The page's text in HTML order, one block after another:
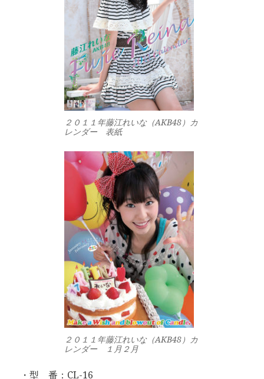
２０１１年藤江れいな（AKB48）カ
レンダー 表紙
２０１１年藤江れいな（AKB48）カ
レンダー １月２月
・型 番：CL-16